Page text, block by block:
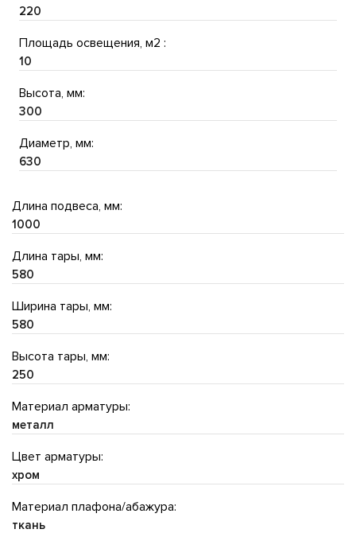
220
Площадь освещения, м2 :
10
Высота, мм:
300
Диаметр, мм:
630
Длина подвеса, мм:
1000
Длина тары, мм:
580
Ширина тары, мм:
580
Высота тары, мм:
250
Материал арматуры:
металл
Цвет арматуры:
хром
Материал плафона/абажура:
ткань